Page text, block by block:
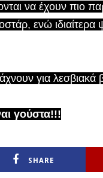
να έχουν πιο
ενώ ιδιαίτερα
για
γούστα!!!
SHARE